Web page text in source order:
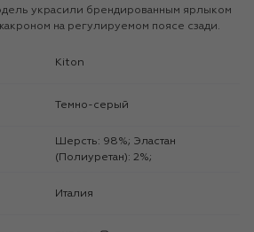
украсили брендированным ярлыком
на регулируемом поясе сзади.
Kiton
Темно-серый
Шерсть: 98%; Эластан
(Полиуретан): 2%;
Италия